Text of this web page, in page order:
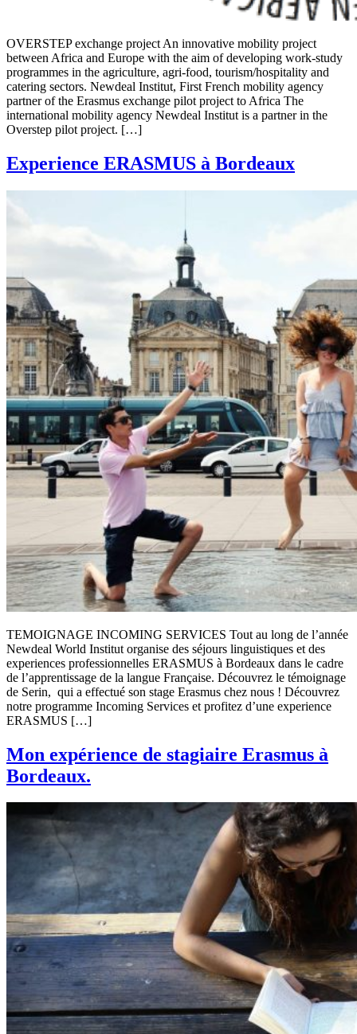
OVERSTEP exchange project An innovative mobility project
between Africa and Europe with the aim of developing work-study
programmes in the agriculture, agri-food, tourism/hospitality and
catering sectors. Newdeal Institut, First French mobility agency
partner of the Erasmus exchange pilot project to Africa The
international mobility agency Newdeal Institut is a partner in the
Overstep pilot project. […]
Experience ERASMUS à Bordeaux
TEMOIGNAGE INCOMING SERVICES Tout au long de l’année
Newdeal World Institut organise des séjours linguistiques et des
experiences professionnelles ERASMUS à Bordeaux dans le cadre
de l’apprentissage de la langue Française. Découvrez le témoignage
de Serin, qui a effectué son stage Erasmus chez nous ! Découvrez
notre programme Incoming Services et profitez d’une experience
ERASMUS […]
Mon expérience de stagiaire Erasmus à
Bordeaux.